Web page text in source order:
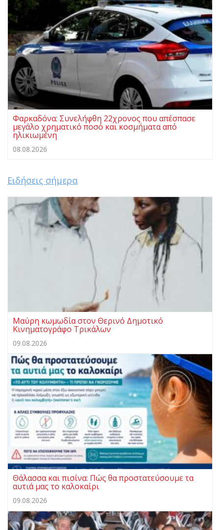
Φαρκαδόνα: Συνελήφθη 22χρονος που απέσπασε
μεγάλο χρηματικό ποσό και κοσμήματα από
ηλικιωμένη
08.08.2026
Ειδήσεις σήμερα
Μαύρη κωμωδία στον Θερινό Δημοτικό
Κινηματογράφο Τρικάλων
09.08.2026
Θάλασσα και πισίνα: Πώς θα προστατεύσουμε τα
αυτιά μας το καλοκαίρι
09.08.2026